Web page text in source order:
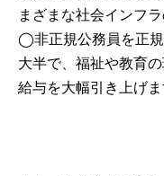
まざまな社会インフ
◯非正規公務員を正
大半で、福祉や教育
給与を大幅引き上げま